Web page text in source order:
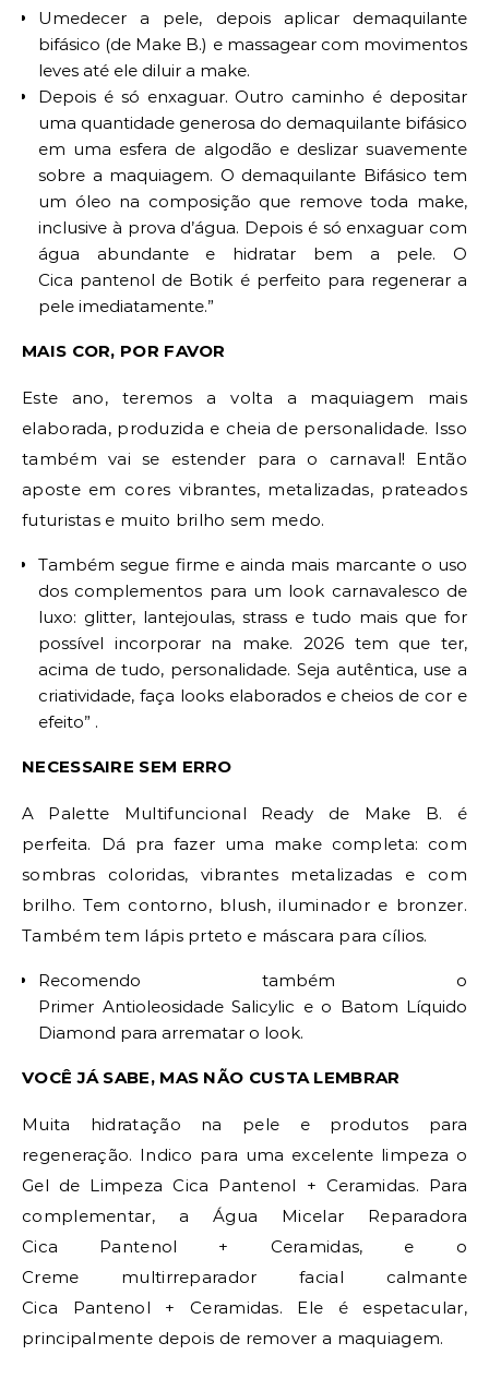
Umedecer a pele, depois aplicar demaquilante
bifásico (de Make B.) e massagear com movimentos
leves até ele diluir a make.
Depois é só enxaguar. Outro caminho é depositar
uma quantidade generosa do demaquilante bifásico
em uma esfera de algodão e deslizar suavemente
sobre a maquiagem. O demaquilante Bifásico tem
um óleo na composição que remove toda make,
inclusive à prova d’água. Depois é só enxaguar com
água abundante e hidratar bem a pele. O
Cica pantenol de Botik é perfeito para regenerar a
pele imediatamente.”
MAIS COR, POR FAVOR
Este ano, teremos a volta a maquiagem mais
elaborada, produzida e cheia de personalidade. Isso
também vai se estender para o carnaval! Então
aposte em cores vibrantes, metalizadas, prateados
futuristas e muito brilho sem medo.
Também segue firme e ainda mais marcante o uso
dos complementos para um look carnavalesco de
luxo: glitter, lantejoulas, strass e tudo mais que for
possível incorporar na make. 2026 tem que ter,
acima de tudo, personalidade. Seja autêntica, use a
criatividade, faça looks elaborados e cheios de cor e
efeito” .
NECESSAIRE SEM ERRO
A Palette Multifuncional Ready de Make B. é
perfeita. Dá pra fazer uma make completa: com
sombras coloridas, vibrantes metalizadas e com
brilho. Tem contorno, blush, iluminador e bronzer.
Também tem lápis prteto e máscara para cílios.
Recomendo também o
Primer Antioleosidade Salicylic e o Batom Líquido
Diamond para arrematar o look.
VOCÊ JÁ SABE, MAS NÃO CUSTA LEMBRAR
Muita hidratação na pele e produtos para
regeneração. Indico para uma excelente limpeza o
Gel de Limpeza Cica Pantenol + Ceramidas. Para
complementar, a Água Micelar Reparadora
Cica Pantenol + Ceramidas, e o
Creme multirreparador facial calmante
Cica Pantenol + Ceramidas. Ele é espetacular,
principalmente depois de remover a maquiagem.